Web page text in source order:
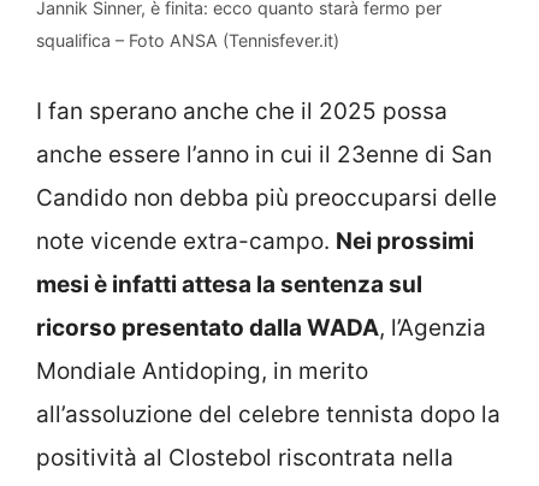
Jannik Sinner, è finita: ecco quanto starà fermo per
squalifica – Foto ANSA (Tennisfever.it)
I fan sperano anche che il 2025 possa
anche essere l’anno in cui il 23enne di San
Candido non debba più preoccuparsi delle
note vicende extra-campo. Nei prossimi
mesi è infatti attesa la sentenza sul
ricorso presentato dalla WADA, l’Agenzia
Mondiale Antidoping, in merito
all’assoluzione del celebre tennista dopo la
positività al Clostebol riscontrata nella